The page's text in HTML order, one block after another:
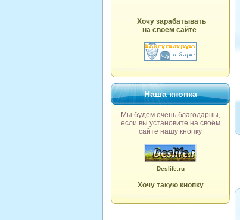
Хочу зарабатывать
на своём сайте
Наша кнопка
Мы будем очень благодарны,
если вы установите на своём
сайте нашу кнопку
Deslife.ru
Хочу такую кнопку